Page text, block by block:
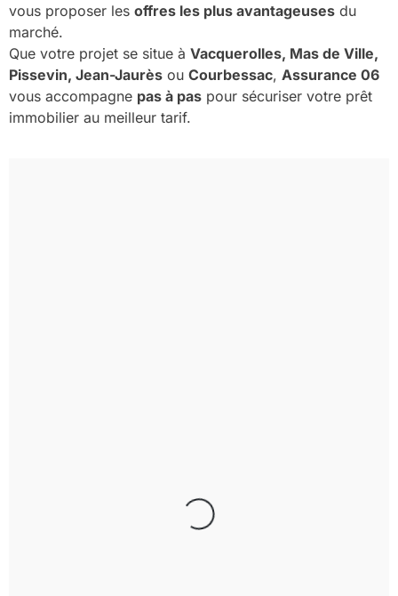
vous proposer les offres les plus avantageuses du
marché.
Que votre projet se situe à Vacquerolles, Mas de Ville,
Pissevin, Jean-Jaurès ou Courbessac, Assurance 06
vous accompagne pas à pas pour sécuriser votre prêt
immobilier au meilleur tarif.